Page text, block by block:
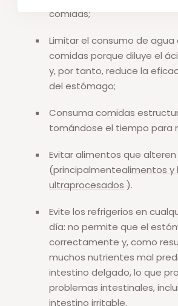
comidas;
Limitar el consumo de agua
comidas porque diluye el
y, por tanto, reduce la
del estómago;
Consuma comidas
tomándose el tiempo para
Evitar alimentos que
(principalmentealimentos y
ultraprocesados ).
Evite los refrigerios en
día: no permite que el
correctamente y, como
muchos nutrientes mal
intestino delgado, lo que
problemas intestinales,
intestino irritable.